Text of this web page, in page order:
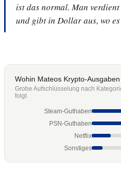
ist das normal. Man
und gibt in Dollar aus, wo
Wohin Mateos Krypto-
Grobe Aufschlüsselung nach
folgt
Steam-Guthaben
PSN-Guthaben
Netflix
Sonstiges